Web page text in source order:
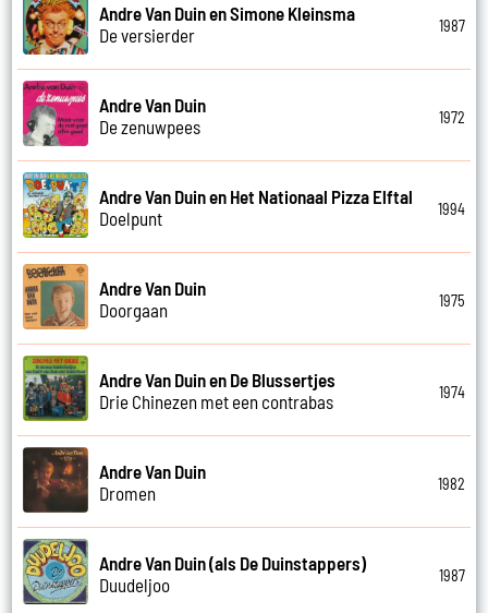
Andre Van Duin en Simone Kleinsma
De versierder
1987
Andre Van Duin
De zenuwpees
1972
Andre Van Duin en Het Nationaal Pizza Elftal
Doelpunt
1994
Andre Van Duin
Doorgaan
1975
Andre Van Duin en De Blussertjes
Drie Chinezen met een contrabas
1974
Andre Van Duin
Dromen
1982
Andre Van Duin (als De Duinstappers)
Duudeljoo
1987